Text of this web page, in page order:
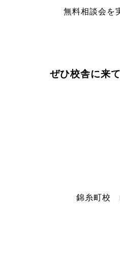
無料相談会を
ぜひ校舎に来
錦糸町校